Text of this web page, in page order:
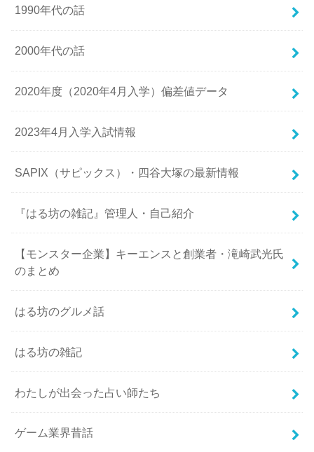
1990年代の話
2000年代の話
2020年度（2020年4月入学）偏差値データ
2023年4月入学入試情報
SAPIX（サピックス）・四谷大塚の最新情報
『はる坊の雑記』管理人・自己紹介
【モンスター企業】キーエンスと創業者・滝崎武光氏
のまとめ
はる坊のグルメ話
はる坊の雑記
わたしが出会った占い師たち
ゲーム業界昔話